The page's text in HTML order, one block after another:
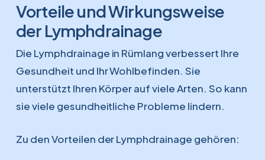
Vorteile und Wirkungsweise
der Lymphdrainage
Die Lymphdrainage in Rümlang verbessert Ihre
Gesundheit und Ihr Wohlbefinden. Sie
unterstützt Ihren Körper auf viele Arten. So kann
sie viele gesundheitliche Probleme lindern.
Zu den Vorteilen der Lymphdrainage gehören: